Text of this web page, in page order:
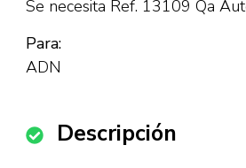
Se necesita Ref. 13109 Qa
Para:
ADN
Descripción